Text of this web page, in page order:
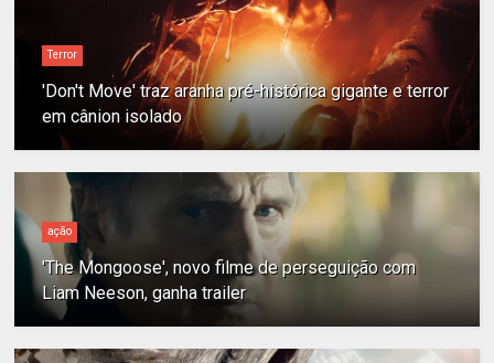
Terror
'Don't Move' traz aranha pré-histórica gigante e terror
em cânion isolado
ação
'The Mongoose', novo filme de perseguição com
Liam Neeson, ganha trailer